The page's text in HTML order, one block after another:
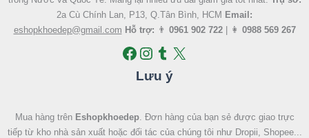
2a Cù Chính Lan, P13, Q.Tân Bình, HCM Email:
eshopkhoedep@gmail.com Hỗ trợ: 👨 0961 902 722| 👩 0988 569 267
Lưu ý
Mua hàng trên Eshopkhoedep. Đơn hàng của bạn sẻ được giao trực
tiếp từ kho nhà sản xuất hoặc đối tác của chúng tôi như Dropii, Shopee...